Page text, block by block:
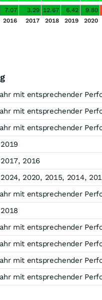
7.07 3.29 12.67 6.42 9.80
2016 2017 2018 2019 2020
mit entsprechender
mit entsprechender
mit entsprechender
2016
2020, 2015, 2014,
mit entsprechender
mit entsprechender
mit entsprechender
mit entsprechender
mit entsprechender